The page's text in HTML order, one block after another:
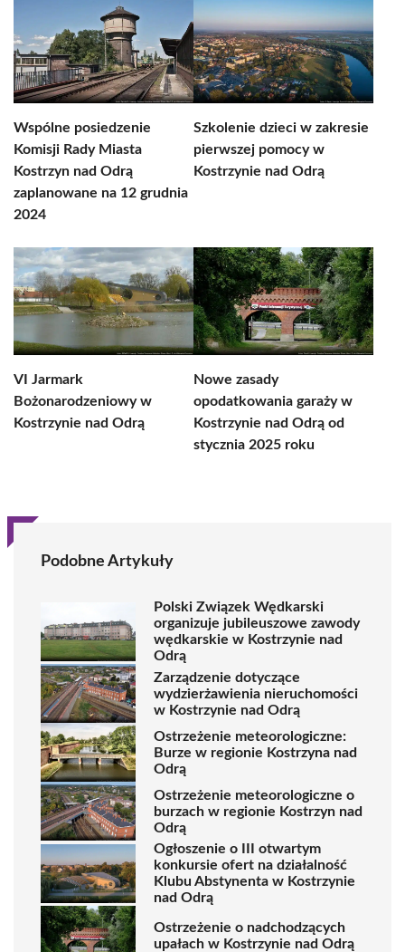
Wspólne posiedzenie
Komisji Rady Miasta
Kostrzyn nad Odrą
zaplanowane na 12 grudnia
2024
Szkolenie dzieci w zakresie
pierwszej pomocy w
Kostrzynie nad Odrą
VI Jarmark
Bożonarodzeniowy w
Kostrzynie nad Odrą
Nowe zasady
opodatkowania garaży w
Kostrzynie nad Odrą od
stycznia 2025 roku
Podobne Artykuły
Polski Związek Wędkarski
organizuje jubileuszowe zawody
wędkarskie w Kostrzynie nad
Odrą
Zarządzenie dotyczące
wydzierżawienia nieruchomości
w Kostrzynie nad Odrą
Ostrzeżenie meteorologiczne:
Burze w regionie Kostrzyna nad
Odrą
Ostrzeżenie meteorologiczne o
burzach w regionie Kostrzyn nad
Odrą
Ogłoszenie o III otwartym
konkursie ofert na działalność
Klubu Abstynenta w Kostrzynie
nad Odrą
Ostrzeżenie o nadchodzących
upałach w Kostrzynie nad Odrą